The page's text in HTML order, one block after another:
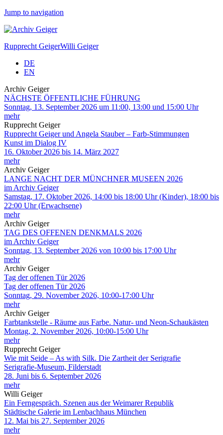
Jump to navigation
Rupprecht GeigerWilli Geiger
DE
EN
Archiv Geiger
NÄCHSTE ÖFFENTLICHE FÜHRUNG
Sonntag, 13. September 2026 um 11:00, 13:00 und 15:00 Uhr
mehr
Rupprecht Geiger
Rupprecht Geiger und Angela Stauber – Farb-Stimmungen
Kunst im Dialog IV
16. Oktober 2026 bis 14. März 2027
mehr
Archiv Geiger
LANGE NACHT DER MÜNCHNER MUSEEN 2026
im Archiv Geiger
Samstag, 17. Oktober 2026, 14:00 bis 18:00 Uhr (Kinder), 18:00 bis
22:00 Uhr (Erwachsene)
mehr
Archiv Geiger
TAG DES OFFENEN DENKMALS 2026
im Archiv Geiger
Sonntag, 13. September 2026 von 10:00 bis 17:00 Uhr
mehr
Archiv Geiger
Tag der offenen Tür 2026
Tag der offenen Tür 2026
Sonntag, 29. November 2026, 10:00-17:00 Uhr
mehr
Archiv Geiger
Farbtankstelle - Räume aus Farbe. Natur- und Neon-Schaukästen
Montag, 2. November 2026, 10:00-15:00 Uhr
mehr
Rupprecht Geiger
Wie mit Seide – As with Silk. Die Zartheit der Serigrafie
Serigrafie-Museum, Filderstadt
28. Juni bis 6. September 2026
mehr
Willi Geiger
Ein Ferngespräch. Szenen aus der Weimarer Republik
Städtische Galerie im Lenbachhaus München
12. Mai bis 27. September 2026
mehr